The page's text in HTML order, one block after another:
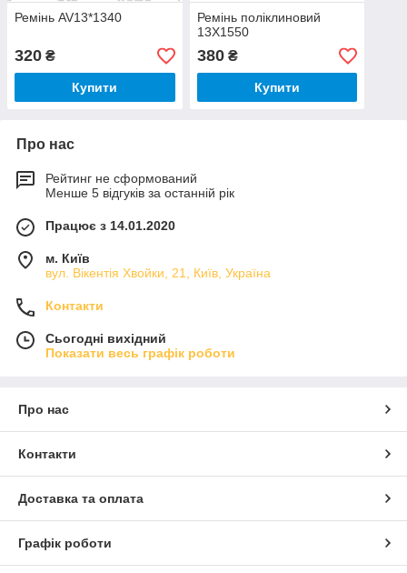
Ремінь AV13*1340
320 ₴
Купити
Ремінь поліклиновий
13X1550
380₴
Купити
Про нас
Рейтинг не сформований
Менше 5 відгуків за останній рік
Працює з 14.01.2020
м. Київ
вул. Вікентія Хвойки, 21, Київ, Україна
Контакти
Сьогодні вихідний
Показати весь графік роботи
Про нас
Контакти
Доставка та оплата
Графік роботи